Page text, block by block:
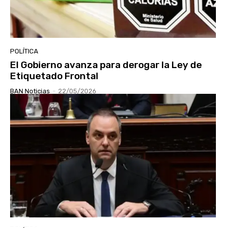
POLÍTICA
El Gobierno avanza para derogar la Ley de
Etiquetado Frontal
BAN Noticias - 22/05/2026